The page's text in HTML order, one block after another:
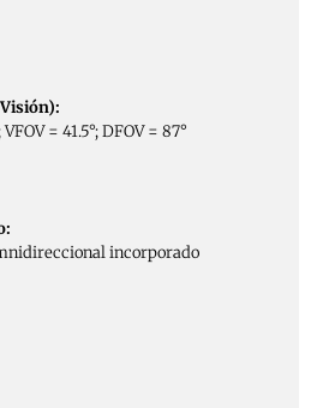
= 41.5°; DFOV = 87°
incorporado